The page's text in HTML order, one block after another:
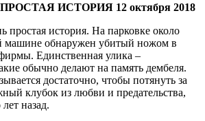
ИСТОРИЯ 12 октября 2018
простая история. На парковке около
машине обнаружен убитый ножом в
Единственная улика –
обычно делают на память дембеля.
достаточно, чтобы потянуть за
клубок из любви и предательства,
назад.